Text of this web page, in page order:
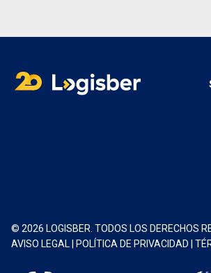
© 2026 LOGISBER. TODOS LOS DERECHOS
AVISO LEGAL
POLÍTICA DE PRIVACIDAD